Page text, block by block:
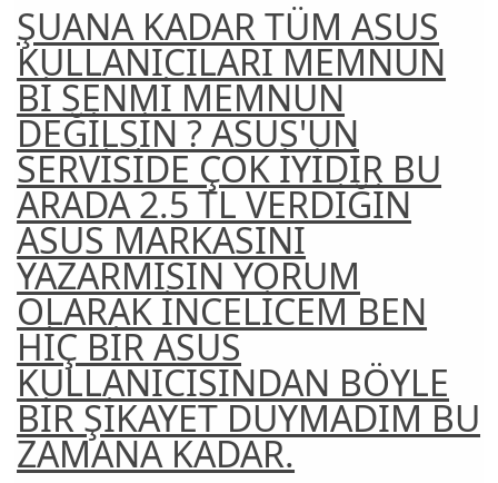
ŞUANA KADAR TÜM ASUS
KULLANICILARI MEMNUN
Bİ SENMİ MEMNUN
DEĞİLSİN ? ASUS'UN
SERVİSİDE ÇOK İYİDİR BU
ARADA 2.5 TL VERDİĞİN
ASUS MARKASINI
YAZARMISIN YORUM
OLARAK İNCELİCEM BEN
HİÇ BİR ASUS
KULLANICISINDAN BÖYLE
BİR ŞİKAYET DUYMADIM BU
ZAMANA KADAR.